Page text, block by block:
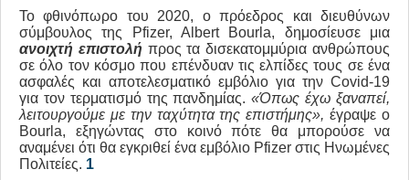
Το φθινόπωρο του 2020, ο πρόεδρος και διευθύνων
σύμβουλος της Pfizer, Albert Bourla, δημοσίευσε μια
ανοιχτή επιστολή προς τα δισεκατομμύρια ανθρώπους
σε όλο τον κόσμο που επένδυαν τις ελπίδες τους σε ένα
ασφαλές και αποτελεσματικό εμβόλιο για την Covid-19
για τον τερματισμό της πανδημίας.«Όπως έχω ξαναπεί,
λειτουργούμε με την ταχύτητα της επιστήμης», έγραψε ο
Bourla, εξηγώντας στο κοινό πότε θα μπορούσε να
αναμένει ότι θα εγκριθεί ένα εμβόλιο Pfizer στις Ηνωμένες
Πολιτείες. 1